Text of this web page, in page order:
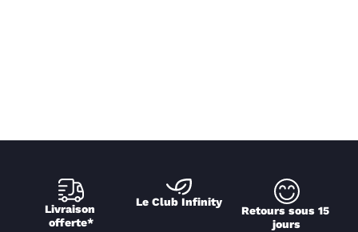
Livraison
offerte*
Le Club Infinity
Retours sous 15
jours